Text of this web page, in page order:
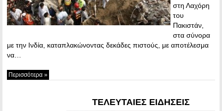
στη Λαχόρη
του
Πακιστάν,
στα σύνορα
με την Ινδία, καταπλακώνοντας δεκάδες πιστούς, με αποτέλεσμα
να…
Περισσότερα »
ΤΕΛΕΥΤΑΙΕΣ ΕΙΔΗΣΕΙΣ